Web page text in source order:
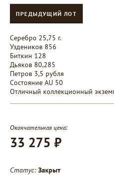
ПРЕДЫДУЩИЙ ЛОТ
Серебро 25,75 г.
Уздеников 856
Биткин 128
Дьяков 80,285
Петров 3,5 рубля
Состояние AU 50
Отличный коллекционный
Окончательная цена:
33 275 ₽
Статус: Закрыт